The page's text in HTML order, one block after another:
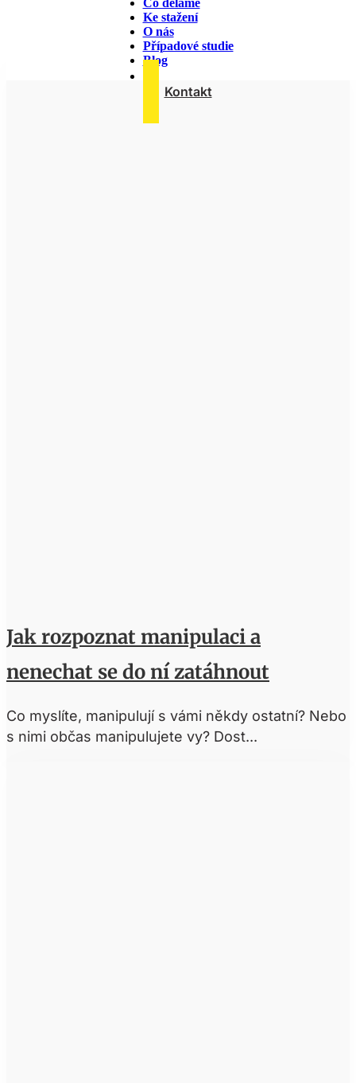
Co děláme
Ke stažení
O nás
Případové studie
Blog
Kontakt
Vzdělávání & seberozvoj
Jak rozpoznat manipulaci a
nenechat se do ní zatáhnout
Co myslíte, manipulují s vámi někdy ostatní? Nebo
s nimi občas manipulujete vy? Dost...